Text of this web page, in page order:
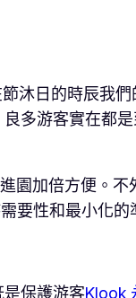
沐日的時辰我
多游客實在都
加倍方便。
要性和最小化的
保護游客Klook